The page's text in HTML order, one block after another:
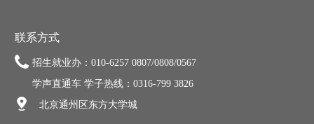
联系方式
招生就业办：010-6257 0807/0808/0567
学声直通车 学子热线：0316-799 3826
北京通州区东方大学城